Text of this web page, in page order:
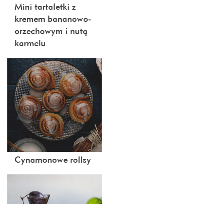
Mini tartaletki z
kremem bananowo-
orzechowym i nutą
karmelu
Cynamonowe rollsy